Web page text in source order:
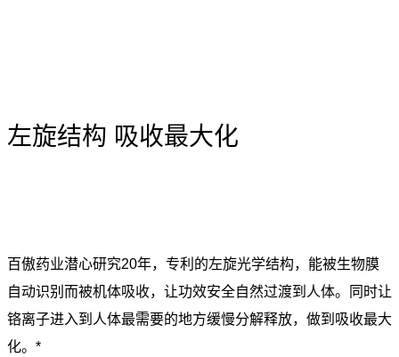
左旋结构 吸收最大化
百傲药业潜心研究20年，专利的左旋光学结构，能被生物膜
自动识别而被机体吸收，让功效安全自然过渡到人体。同时让
铬离子进入到人体最需要的地方缓慢分解释放，做到吸收最大
化。*